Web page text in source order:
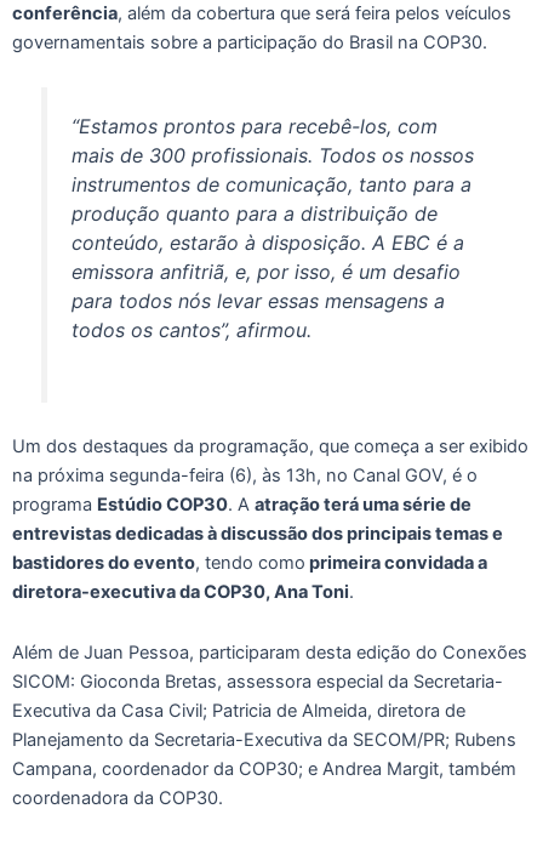
conferência, além da cobertura que será feira pelos veículos
governamentais sobre a participação do Brasil na COP30.
“Estamos prontos para recebê-los, com
mais de 300 profissionais. Todos os nossos
instrumentos de comunicação, tanto para a
produção quanto para a distribuição de
conteúdo, estarão à disposição. A EBC é a
emissora anfitriã, e, por isso, é um desafio
para todos nós levar essas mensagens a
todos os cantos”, afirmou.
Um dos destaques da programação, que começa a ser exibido
na próxima segunda-feira (6), às 13h, no Canal GOV, é o
programa Estúdio COP30. A atração terá uma série de
entrevistas dedicadas à discussão dos principais temas e
bastidores do evento, tendo como primeira convidada a
diretora-executiva da COP30, Ana Toni.
Além de Juan Pessoa, participaram desta edição do Conexões
SICOM: Gioconda Bretas, assessora especial da Secretaria-
Executiva da Casa Civil; Patricia de Almeida, diretora de
Planejamento da Secretaria-Executiva da SECOM/PR; Rubens
Campana, coordenador da COP30; e Andrea Margit, também
coordenadora da COP30.